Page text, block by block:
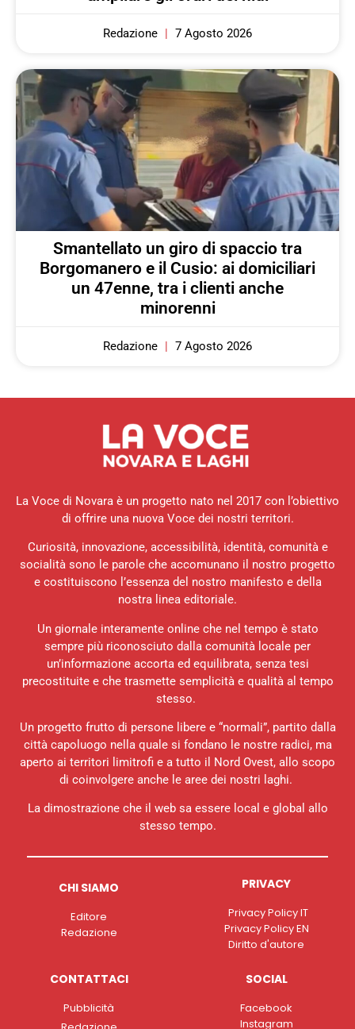
Redazione 7 Agosto 2026
Smantellato un giro di spaccio tra
Borgomanero e il Cusio: ai domiciliari
un 47enne, tra i clienti anche
minorenni
Redazione 7 Agosto 2026
La Voce di Novara è un progetto nato nel 2017 con l’obiettivo
di offrire una nuova Voce dei nostri territori.
Curiosità, innovazione, accessibilità, identità, comunità e
socialità sono le parole che accomunano il nostro progetto
e costituiscono l’essenza del nostro manifesto e della
nostra linea editoriale.
Un giornale interamente online che nel tempo è stato
sempre più riconosciuto dalla comunità locale per
un’informazione accorta ed equilibrata, senza tesi
precostituite e che trasmette semplicità e qualità al tempo
stesso.
Un progetto frutto di persone libere e “normali”, partito dalla
città capoluogo nella quale si fondano le nostre radici, ma
aperto ai territori limitrofi e a tutto il Nord Ovest, allo scopo
di coinvolgere anche le aree dei nostri laghi.
La dimostrazione che il web sa essere local e global allo
stesso tempo.
CHI SIAMO
Editore
Redazione
PRIVACY
Privacy Policy IT
Privacy Policy EN
Diritto d'autore
CONTATTACI
Pubblicità
SOCIAL
Facebook
Instagram